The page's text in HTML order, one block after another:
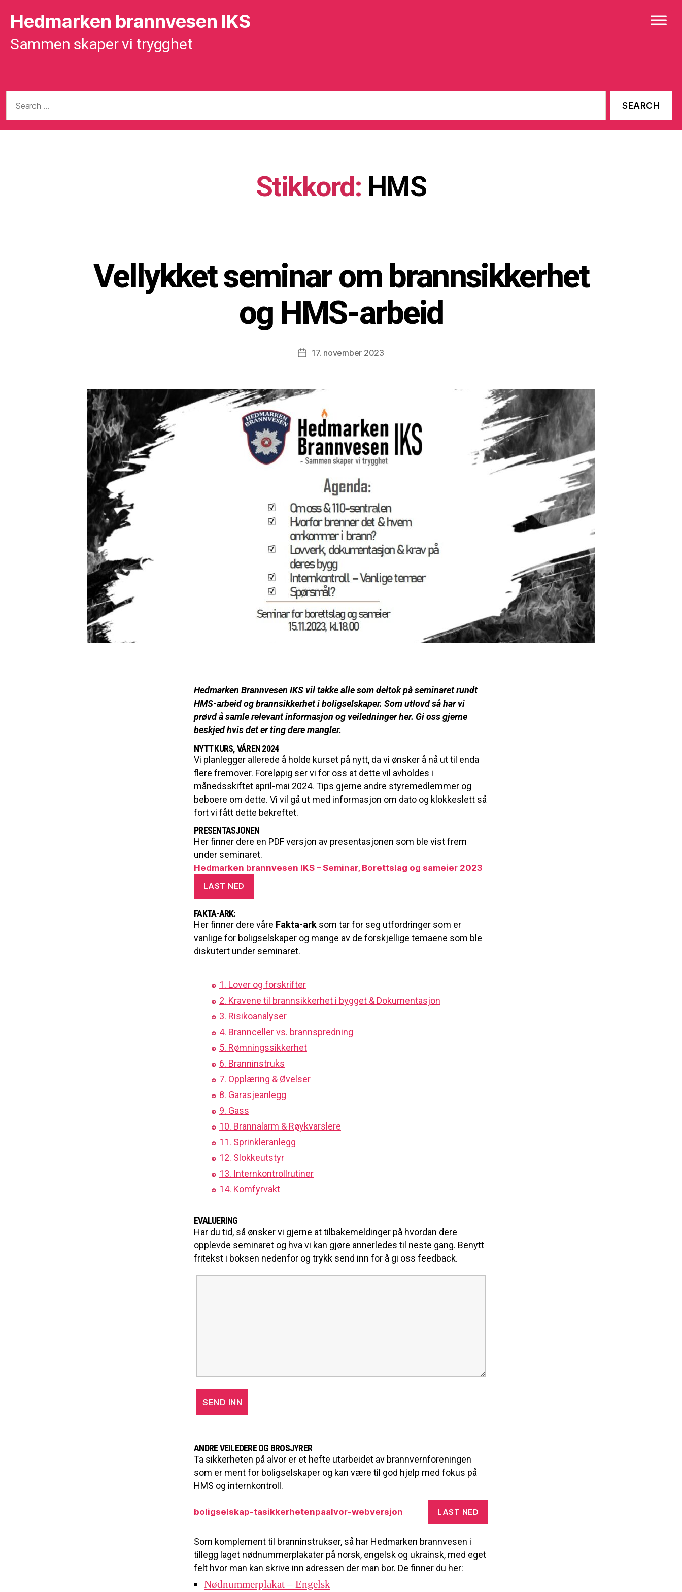
Hedmarken brannvesen IKS
Sammen skaper vi trygghet
for:
Stikkord: HMS
Vellykket seminar om brannsikkerhet
og HMS-arbeid
Post17. november 2023
Hedmarken Brannvesen IKS vil takke alle som deltok på seminaret rundt
HMS-arbeid og brannsikkerhet i boligselskaper. Som utlovd så har vi
prøvd å samle relevant informasjon og veiledninger her. Gi oss gjerne
beskjed hvis det er ting dere mangler.
NYTT KURS, VÅREN 2024
Vi planlegger allerede å holde kurset på nytt, da vi ønsker å nå ut til enda
flere fremover. Foreløpig ser vi for oss at dette vil avholdes i
månedsskiftet april-mai 2024. Tips gjerne andre styremedlemmer og
beboere om dette. Vi vil gå ut med informasjon om dato og klokkeslett så
fort vi fått dette bekreftet.
PRESENTASJONEN
Her finner dere en PDF versjon av presentasjonen som ble vist frem
under seminaret.
Hedmarken brannvesen IKS – Seminar, Borettslag og sameier 2023
LAST NED
FAKTA-ARK:
Her finner dere våre Fakta-ark som tar for seg utfordringer som er
vanlige for boligselskaper og mange av de forskjellige temaene som ble
diskutert under seminaret.
1. Lover og forskrifter
2. Kravene til brannsikkerhet i bygget & Dokumentasjon
3. Risikoanalyser
4. Brannceller vs. brannspredning
5. Rømningssikkerhet
6. Branninstruks
7. Opplæring & Øvelser
8. Garasjeanlegg
9. Gass
10. Brannalarm & Røykvarslere
11. Sprinkleranlegg
12. Slokkeutstyr
13. Internkontrollrutiner
14. Komfyrvakt
EVALUERING
Har du tid, så ønsker vi gjerne at tilbakemeldinger på hvordan dere
opplevde seminaret og hva vi kan gjøre annerledes til neste gang. Benytt
fritekst i boksen nedenfor og trykk send inn for å gi oss feedback.
ANDRE VEILEDERE OG BROSJYRER
Ta sikkerheten på alvor er et hefte utarbeidet av brannvernforeningen
som er ment for boligselskaper og kan være til god hjelp med fokus på
HMS og internkontroll.
boligselskap-tasikkerhetenpaalvor-webversjon LAST NED
Som komplement til branninstrukser, så har Hedmarken brannvesen i
tillegg laget nødnummerplakater på norsk, engelsk og ukrainsk, med eget
felt hvor man kan skrive inn adressen der man bor. De finner du her:
Nødnummerplakat – Engelsk